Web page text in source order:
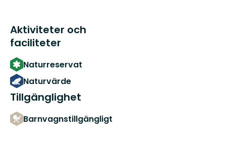
Aktiviteter och
faciliteter
Naturreservat
Naturvärde
Tillgänglighet
Barnvagnstillgängligt